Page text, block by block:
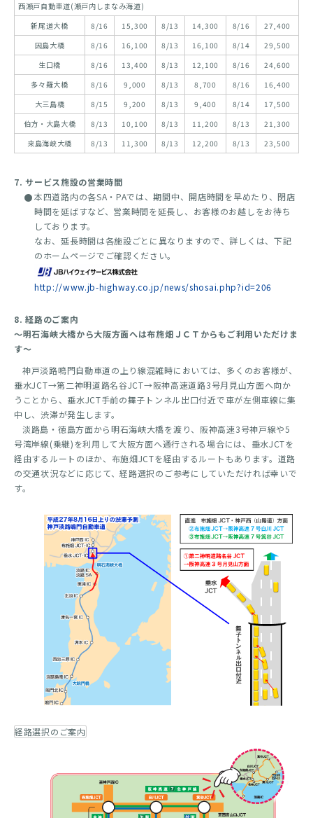
西瀬戸自動車道(瀬戸内しまなみ海道)
新尾道大橋
8/16 15,300 8/13 14,300 8/16
27,400
因島大橋
8/16 16,100 8/13 16,100 8/14
29,500
生口橋
8/16 13,400 8/13 12,100 8/16
24,600
多々羅大橋
8/16 9,000 8/13 8,700 8/16
16,400
大三島橋
8/15 9,200 8/13 9,400 8/14
17,500
伯方・大島大橋
8/13 10,100 8/13 11,200 8/13
21,300
来島海峡大橋
8/13 11,300 8/13 12,200 8/13 23,500
7. サービス施設の営業時間
本四道路内の各SA・PAでは、期間中、開店時間を早めたり、閉店
時間を延ばすなど、営業時間を延長し、お客様のお越しをお待ち
しております。
なお、延長時間は各施設ごとに異なりますので、詳しくは、下記
のホームページでご確認ください。
http://www.jb-highway.co.jp/news/shosai.php?id=206
8. 経路のご案内
～明石海峡大橋から大阪方面へは布施畑ＪＣＴからもご利用いただけま
す～
神戸淡路鳴門自動車道の上り線混雑時においては、多くのお客様が、
垂水JCT→第二神明道路名谷JCT→阪神高速道路3号月見山方面へ向か
うことから、垂水JCT手前の舞子トンネル出口付近で車が左側車線に集
中し、渋滞が発生します。
淡路島・徳島方面から明石海峡大橋を渡り、阪神高速3号神戸線や5
号湾岸線(乗継)を利用して大阪方面へ通行される場合には、垂水JCTを
経由するルートのほか、布施畑JCTを経由するルートもあります。道路
の交通状況などに応じて、経路選択のご参考にしていただければ幸いで
す。
経路選択のご案内